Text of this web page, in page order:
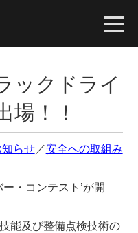
ックドライ
場！！
知らせ／安全への取組み
・コンテスト’が開
能及び整備点検技術の